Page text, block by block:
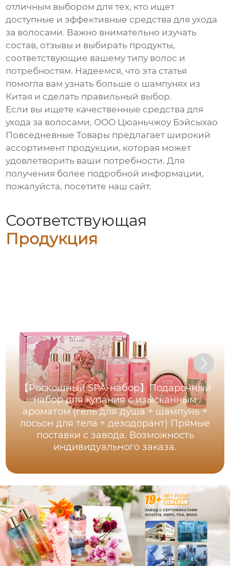
отличным выбором для тех, кто ищет
доступные и эффективные средства для ухода
за волосами. Важно внимательно изучать
состав, отзывы и выбирать продукты,
соответствующие вашему типу волос и
потребностям. Надеемся, что эта статья
помогла вам узнать больше о шампунях из
Китая и сделать правильный выбор.
Если вы ищете качественные средства для
ухода за волосами, ООО Цюаньчжоу Бэйсыхао
Повседневные Товары предлагает широкий
ассортимент продукции, которая может
удовлетворить ваши потребности. Для
получения более подробной информации,
пожалуйста, посетите наш сайт.
Соответствующая
Продукция
【Роскошный SPA-набор】Подарочный
набор для купания с изысканным
ароматом (гель для душа + шампунь +
лосьон для тела + дезодорант) Прямые
поставки с завода. Возможность
индивидуального заказа.